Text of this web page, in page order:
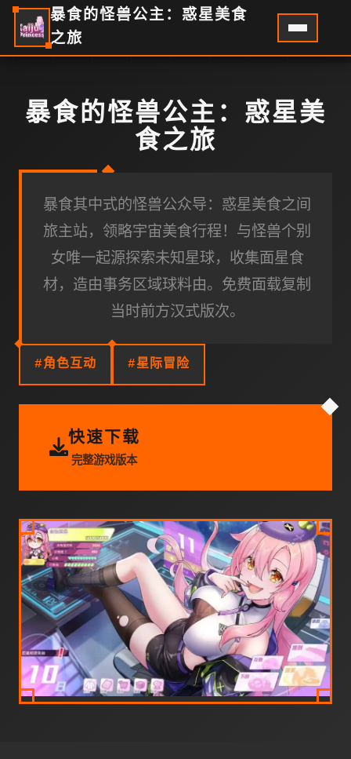
暴食的怪兽公主：惑星美食
之旅
暴食的怪兽公主：惑星美
食之旅
暴食其中式的怪兽公众导：惑星美食之间
旅主站，领略宇宙美食行程！与怪兽个别
女唯一起源探索未知星球，收集面星食
材，造由事务区域球料由。免费面载复制
当时前方汉式版次。
#角色互动 #星际冒险
快速下载
完整游戏版本